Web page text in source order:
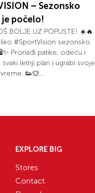
– Sezonsko
počelo!
BOLJE UZ POPUSTE! ☀️🔥
#SportVision sezonsko
Pronađi patike, odeću i
letnji plan i ugrabi svoje
👟👕...
EXPLORE BIG
Stores
Contact